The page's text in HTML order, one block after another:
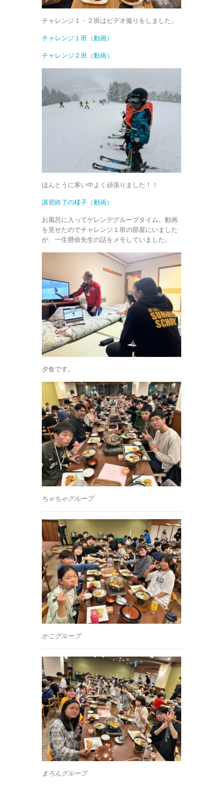
チャレンジ１・２班はビデオ撮りをしました。
チャレンジ１班（動画）
チャレンジ２班（動画）
ほんとうに寒い中よく頑張りました！！
講習終了の様子（動画）
お風呂に入ってゲレンデグループタイム。動画
を見せたのでチャレンジ１班の部屋にいました
が、一生懸命先生の話をメモしていました。
夕食です。
ちゃちゃグループ
かこグループ
まろんグループ